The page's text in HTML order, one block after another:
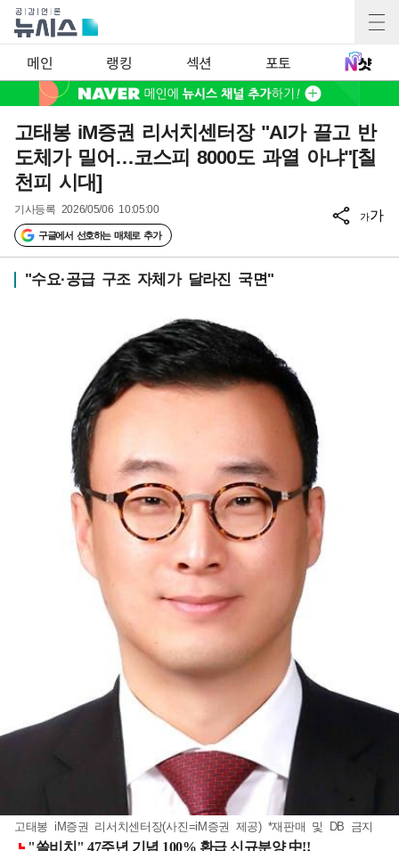
메인 랭킹 섹션 포토
고태봉 iM증권 리서치센터장 "AI가 끌고 반
도체가 밀어…코스피 8000도 과열 아냐"[칠
천피 시대]
기사등록 2026/05/06 10:05:00
구글에서 선호하는 매체로 추가
가가
"수요·공급 구조 자체가 달라진 국면"
고태봉 iM증권 리서치센터장(사진=iM증권 제공) *재판매 및 DB 금지